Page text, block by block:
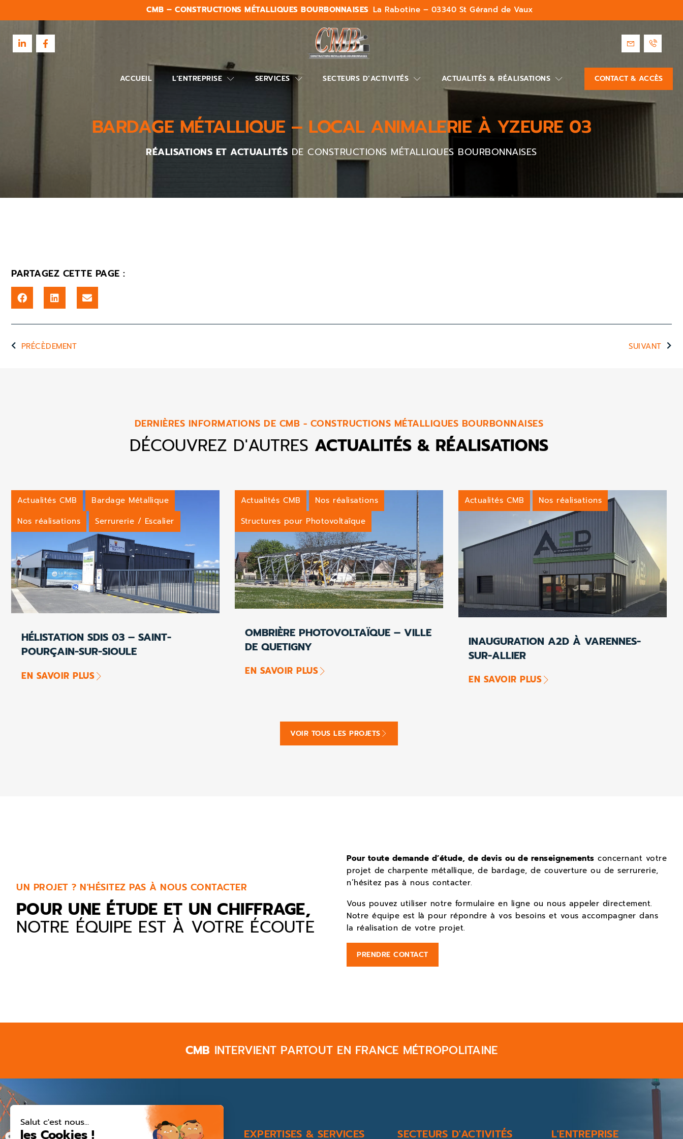
CMB – CONSTRUCTIONS MÉTALLIQUES BOURBONNAISES La Rabotine – 03340 St Gérand de Vaux
ACCUEIL L’ENTREPRISE SERVICES SECTEURS D’ACTIVITÉS ACTUALITÉS & RÉALISATIONS CONTACT & ACCÈS
BARDAGE MÉTALLIQUE – LOCAL ANIMALERIE À YZEURE 03
RÉALISATIONS ET ACTUALITÉS DE CONSTRUCTIONS MÉTALLIQUES BOURBONNAISES
PARTAGEZ CETTE PAGE :
PRÉCÈDEMENT SUIVANT
DERNIÈRES INFORMATIONS DE CMB - CONSTRUCTIONS MÉTALLIQUES BOURBONNAISES
DÉCOUVREZ D'AUTRES ACTUALITÉS & RÉALISATIONS
Actualités CMB
Bardage Métallique
Nos réalisations
Serrurerie / Escalier
HÉLISTATION SDIS 03 – SAINT-
POURÇAIN-SUR-SIOULE
EN SAVOIR PLUS
Actualités CMB
Nos réalisations
Structures pour Photovoltaîque
OMBRIÈRE PHOTOVOLTAÏQUE – VILLE
DE QUETIGNY
EN SAVOIR PLUS
Actualités CMB Nos réalisations
INAUGURATION A2D À VARENNES-
SUR-ALLIER
EN SAVOIR PLUS
VOIR TOUS LES PROJETS
UN PROJET ? N'HÉSITEZ PAS À NOUS CONTACTER
POUR UNE ÉTUDE ET UN CHIFFRAGE,
NOTRE ÉQUIPE EST À VOTRE ÉCOUTE
Pour toute demande d’étude, de devis ou de renseignements concernant votre
projet de charpente métallique, de bardage, de couverture ou de serrurerie,
n’hésitez pas à nous contacter.
Vous pouvez utiliser notre formulaire en ligne ou nous appeler directement.
Notre équipe est là pour répondre à vos besoins et vous accompagner dans
la réalisation de votre projet.
PRENDRE CONTACT
CMB INTERVIENT PARTOUT EN FRANCE MÉTROPOLITAINE
EXPERTISES & SERVICES SECTEURS D'ACTIVITÉS L'ENTREPRISE